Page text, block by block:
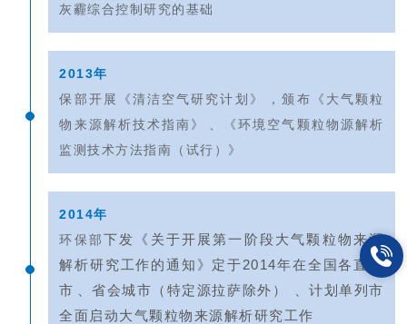
灰霾综合控制研究的基础
2013年
保部开展《清洁空气研究计划》，颁布《大气颗粒
物来源解析技术指南》、《环境空气颗粒物源解析
监测技术方法指南（试行）》
2014年
环保部下发《关于开展第一阶段大气颗粒物来源
解析研究工作的通知》定于2014年在全国各直辖
市、省会城市（特定源拉萨除外）、计划单列市
全面启动大气颗粒物来源解析研究工作